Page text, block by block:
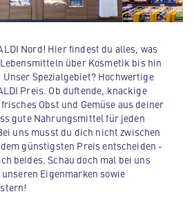
Nord! Hier findest du alles, was
über Kosmetik bis hin
Spezialgebiet? Hochwertige
Preis. Ob duftende, knackige
Obst und Gemüse aus deiner
gute Nahrungsmittel für jeden
uns musst du dich nicht zwischen
günstigsten Preis entscheiden -
beides. Schau doch mal bei uns
Eigenmarken sowie